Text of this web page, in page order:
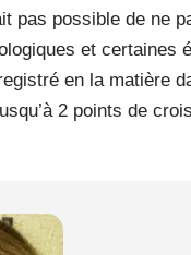
pas possible de ne
et certaines
en la matière
2 points de